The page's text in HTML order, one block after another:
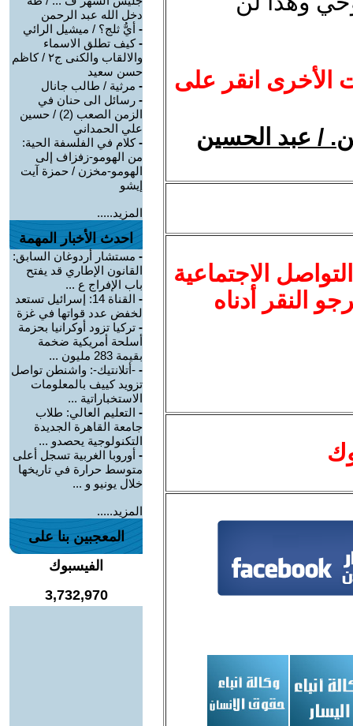
الأخرى انقر على
/ عبد الحسين
الاجتماعية
النقر أدناه
دخل الله عبد الرحمن
- أيُّ ثلج؟ / ميشيل الرائي
-كيف تطلق الاسماء
والالقاب والكنى ج٢ / كاظم
حسن سعيد
- مرثية / طالب جانال
- رسائل الى حنان في
الزمن الصعب (2) / حسين
علي الحمداني
-كلام في الفلسفة الحية:
من الهومو-زفزاف إلى
الهومو-مخزن / حمزة آيت
إيشو
المزيد.....
احدث الأخبار المهمة
- مستشار أردوغان السابق:
القانون الإطاري قد يفتح
باب الإفراج ع ...
-
القناة 14: إسرائيل تستعد
لخفض عدد قواتها في غزة
- تركيا تزود أوكرانيا بحزمة
أسلحة أمريكية ضخمة
بقيمة 283 مليون ...
- -أتلانتيك-: واشنطن تواصل
تزويد كييف بالمعلومات
الاستخباراتية ...
- التعليم العالي: طلاب
جامعة القاهرة الجديدة
التكنولوجية يحصدو ...
- أوروبا الغربية تسجل أعلى
متوسط حرارة في تاريخها
خلال يونيو و ...
المزيد.....
المعجبين بنا على
الفيسبوك
3,732,970